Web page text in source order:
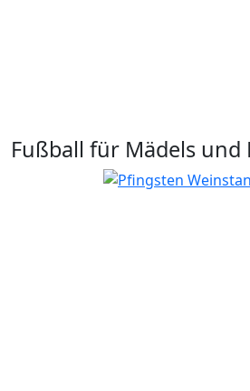
Fußball für Mädels und